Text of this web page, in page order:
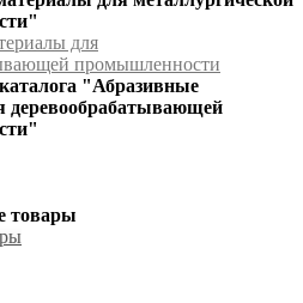
для
промышленности
"Абразивные
деревообрабатывающей
товары